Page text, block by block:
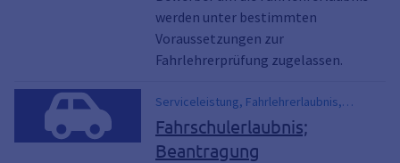
werden unter bestimmten
Voraussetzungen zur
Fahrlehrerprüfung zugelassen.
Serviceleistung, Fahrlehrerlaubnis,
Fahrschulerlaubnis
Fahrschulerlaubnis;
Beantragung